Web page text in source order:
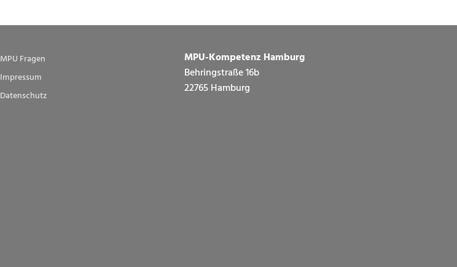
MPU Fragen
Impressum
Datenschutz
MPU-Kompetenz Hamburg
Behringstraße 16b
22765 Hamburg